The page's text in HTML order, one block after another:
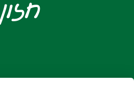
חזון